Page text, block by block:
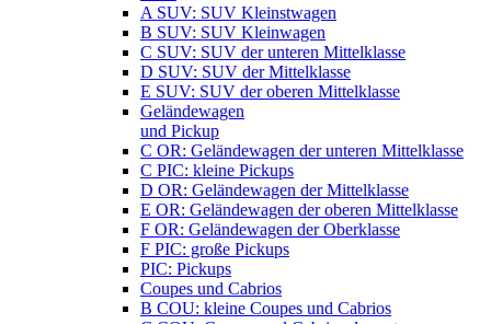
A SUV: SUV Kleinstwagen
B SUV: SUV Kleinwagen
C SUV: SUV der unteren Mittelklasse
D SUV: SUV der Mittelklasse
E SUV: SUV der oberen Mittelklasse
Geländewagen
und Pickup
C OR: Geländewagen der unteren Mittelklasse
C PIC: kleine Pickups
D OR: Geländewagen der Mittelklasse
E OR: Geländewagen der oberen Mittelklasse
F OR: Geländewagen der Oberklasse
F PIC: große Pickups
PIC: Pickups
Coupes und Cabrios
B COU: kleine Coupes und Cabrios